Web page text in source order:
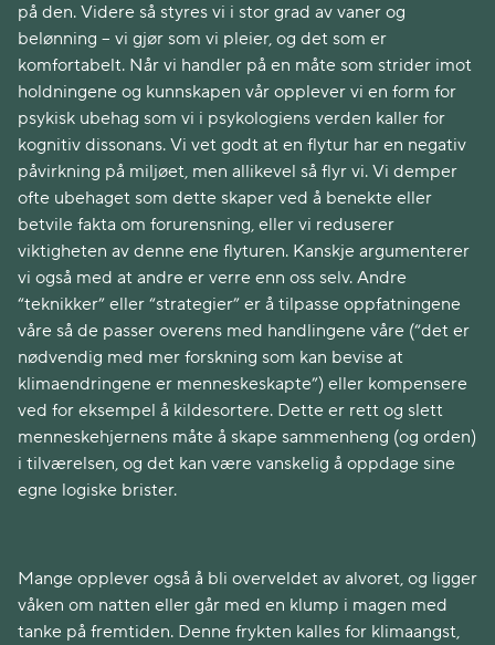
på den. Videre så styres vi i stor grad av vaner og
belønning – vi gjør som vi pleier, og det som er
komfortabelt. Når vi handler på en måte som strider imot
holdningene og kunnskapen vår opplever vi en form for
psykisk ubehag som vi i psykologiens verden kaller for
kognitiv dissonans. Vi vet godt at en flytur har en negativ
påvirkning på miljøet, men allikevel så flyr vi. Vi demper
ofte ubehaget som dette skaper ved å benekte eller
betvile fakta om forurensning, eller vi reduserer
viktigheten av denne ene flyturen. Kanskje argumenterer
vi også med at andre er verre enn oss selv. Andre
“teknikker” eller “strategier” er å tilpasse oppfatningene
våre så de passer overens med handlingene våre (“det er
nødvendig med mer forskning som kan bevise at
klimaendringene er menneskeskapte”) eller kompensere
ved for eksempel å kildesortere. Dette er rett og slett
menneskehjernens måte å skape sammenheng (og orden)
i tilværelsen, og det kan være vanskelig å oppdage sine
egne logiske brister.
Mange opplever også å bli overveldet av alvoret, og ligger
våken om natten eller går med en klump i magen med
tanke på fremtiden. Denne frykten kalles for klimaangst,